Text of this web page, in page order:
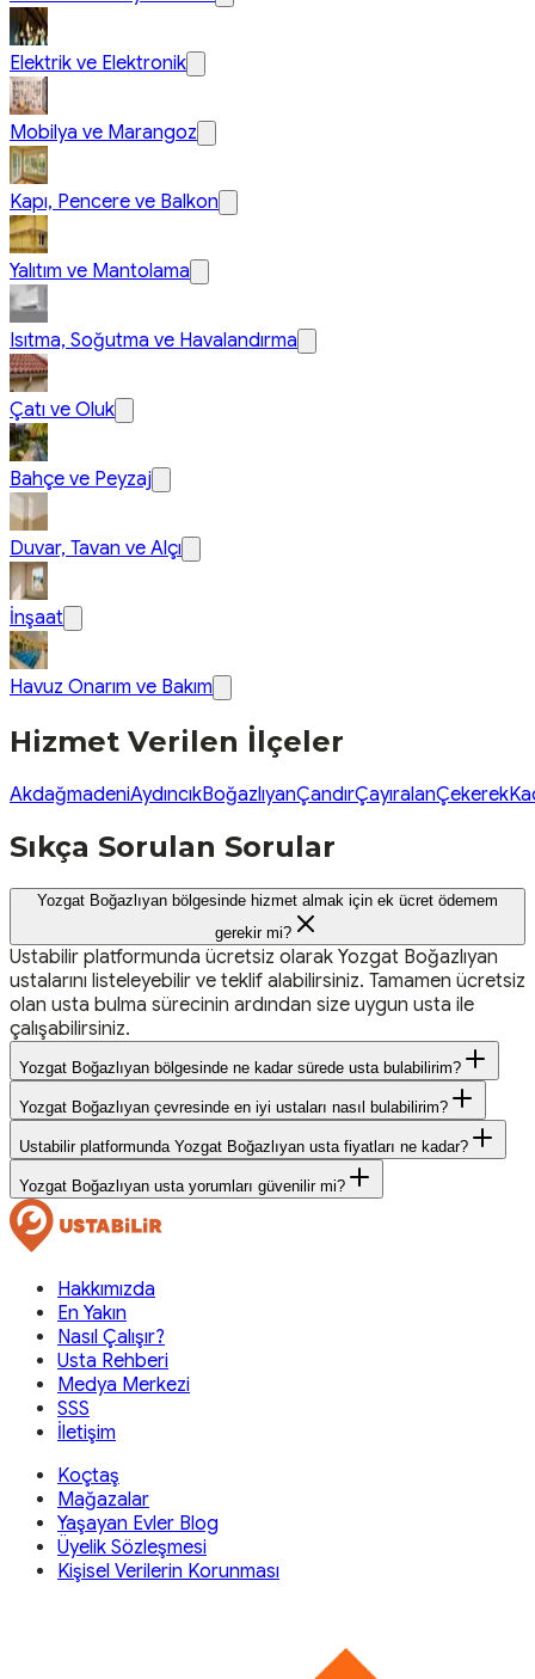
Elektrik ve Elektronik
Mobilya ve Marangoz
Kapı, Pencere ve Balkon
Yalıtım ve Mantolama
Isıtma, Soğutma ve Havalandırma
Çatı ve Oluk
Bahçe ve Peyzaj
Duvar, Tavan ve Alçı
İnşaat
Havuz Onarım ve Bakım
Hizmet Verilen İlçeler
AkdağmadeniAydıncıkBoğazlıyanÇandırÇayıralanÇekerek
Sıkça Sorulan Sorular
Yozgat Boğazlıyan bölgesinde hizmet almak için ek ücret ödemem
gerekir mi?
Ustabilir platformunda ücretsiz olarak Yozgat Boğazlıyan
ustalarını listeleyebilir ve teklif alabilirsiniz. Tamamen ücretsiz
olan usta bulma sürecinin ardından size uygun usta ile
çalışabilirsiniz.
Yozgat Boğazlıyan bölgesinde ne kadar sürede usta bulabilirim?
Yozgat Boğazlıyan çevresinde en iyi ustaları nasıl bulabilirim?
Ustabilir platformunda Yozgat Boğazlıyan usta fiyatları ne kadar?
Yozgat Boğazlıyan usta yorumları güvenilir mi?
Hakkımızda
En Yakın
Nasıl Çalışır?
Usta Rehberi
Medya Merkezi
SSS
İletişim
Koçtaş
Mağazalar
Yaşayan Evler Blog
Üyelik Sözleşmesi
Kişisel Verilerin Korunması